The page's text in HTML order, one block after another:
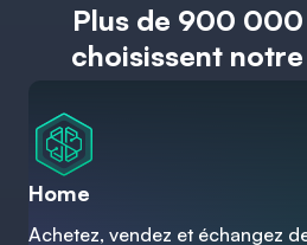
Plus de 900
choisissent
Home
Achetez, vendez et échangez